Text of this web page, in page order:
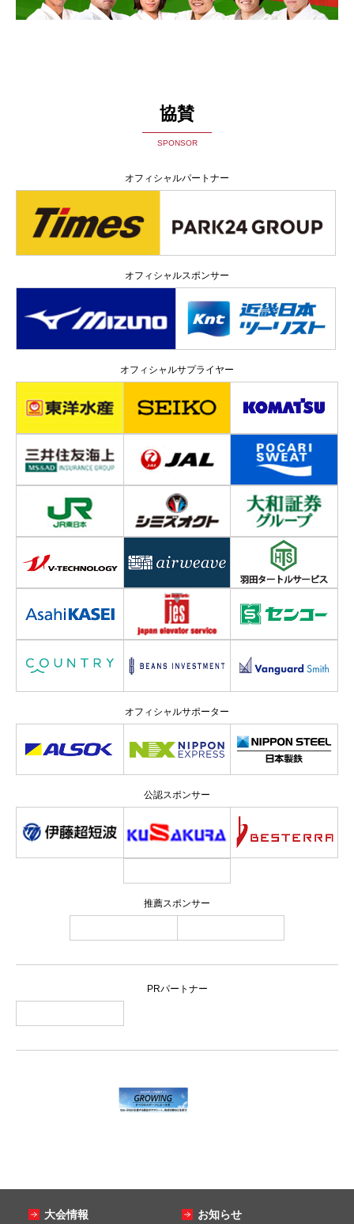
協賛
SPONSOR
オフィシャルパートナー
オフィシャルスポンサー
オフィシャルサプライヤー
オフィシャルサポーター
公認スポンサー
推薦スポンサー
PRパートナー
大会情報 お知らせ